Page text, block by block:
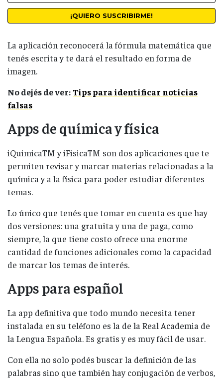
La aplicación reconocerá la fórmula matemática que
tenés escrita y te dará el resultado en forma de
imagen.
No dejés de ver: Tips para identificar noticias
falsas
Apps de química y física
iQuimicaTM y iFisicaTM son dos aplicaciones que te
permiten revisar y marcar materias relacionadas a la
química y a la física para poder estudiar diferentes
temas.
Lo único que tenés que tomar en cuenta es que hay
dos versiones: una gratuita y una de paga, como
siempre, la que tiene costo ofrece una enorme
cantidad de funciones adicionales como la capacidad
de marcar los temas de interés.
Apps para español
La app definitiva que todo mundo necesita tener
instalada en su teléfono es la de la Real Academia de
la Lengua Española. Es gratis y es muy fácil de usar.
Con ella no solo podés buscar la definición de las
palabras sino que también hay conjugación de verbos,